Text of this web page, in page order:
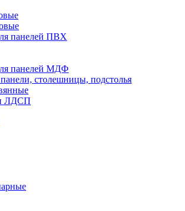
панелей ПВХ
панелей МДФ
столешницы, подстолья
ЛДСП